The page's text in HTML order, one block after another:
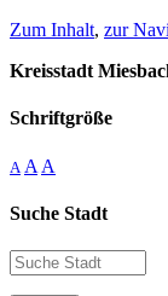
Zum Inhalt, zur
Kreisstadt
Schriftgröße
A A A
Suche Stadt